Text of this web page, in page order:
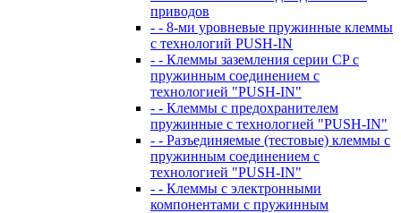
приводов
- - 8-ми уровневые пружинные клеммы
с технологий PUSH-IN
- - Клеммы заземления серии CP с
пружинным соединением с
технологией "PUSH-IN"
- - Клеммы с предохранителем
пружинные с технологией "PUSH-IN"
- - Разъединяемые (тестовые) клеммы с
пружинным соединением с
технологией "PUSH-IN"
- - Клеммы с электронными
компонентами с пружинным